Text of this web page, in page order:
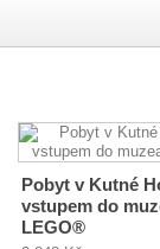
Pobyt v Kutné
vstupem do
LEGO®